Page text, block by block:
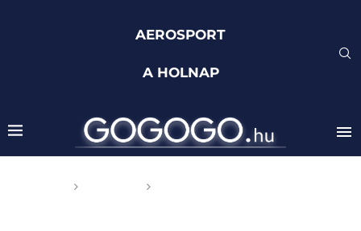
AEROSPORT
A HOLNAP